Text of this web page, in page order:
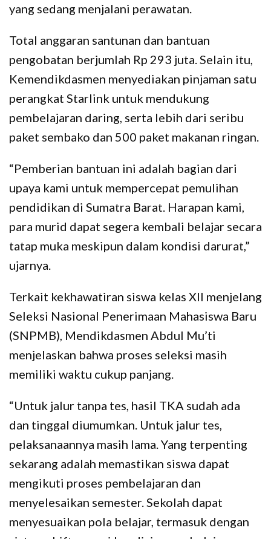
yang sedang menjalani perawatan.
Total anggaran santunan dan bantuan
pengobatan berjumlah Rp 293 juta. Selain itu,
Kemendikdasmen menyediakan pinjaman satu
perangkat Starlink untuk mendukung
pembelajaran daring, serta lebih dari seribu
paket sembako dan 500 paket makanan ringan.
“Pemberian bantuan ini adalah bagian dari
upaya kami untuk mempercepat pemulihan
pendidikan di Sumatra Barat. Harapan kami,
para murid dapat segera kembali belajar secara
tatap muka meskipun dalam kondisi darurat,”
ujarnya.
Terkait kekhawatiran siswa kelas XII menjelang
Seleksi Nasional Penerimaan Mahasiswa Baru
(SNPMB), Mendikdasmen Abdul Mu’ti
menjelaskan bahwa proses seleksi masih
memiliki waktu cukup panjang.
“Untuk jalur tanpa tes, hasil TKA sudah ada
dan tinggal diumumkan. Untuk jalur tes,
pelaksanaannya masih lama. Yang terpenting
sekarang adalah memastikan siswa dapat
mengikuti proses pembelajaran dan
menyelesaikan semester. Sekolah dapat
menyesuaikan pola belajar, termasuk dengan